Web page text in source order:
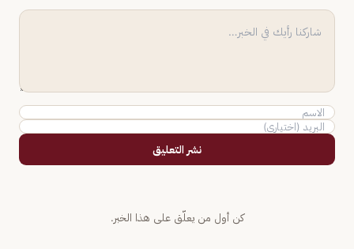
نشر التعليق
كن أول من يعلّق على هذا الخبر.